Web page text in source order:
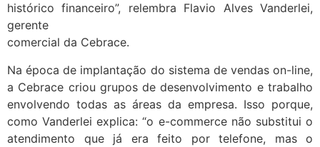
histórico financeiro”, relembra Flavio Alves Vanderlei,
gerente
comercial da Cebrace.
Na época de implantação do sistema de vendas on-line,
a Cebrace criou grupos de desenvolvimento e trabalho
envolvendo todas as áreas da empresa. Isso porque,
como Vanderlei explica: “o e-commerce não substitui o
atendimento que já era feito por telefone, mas o